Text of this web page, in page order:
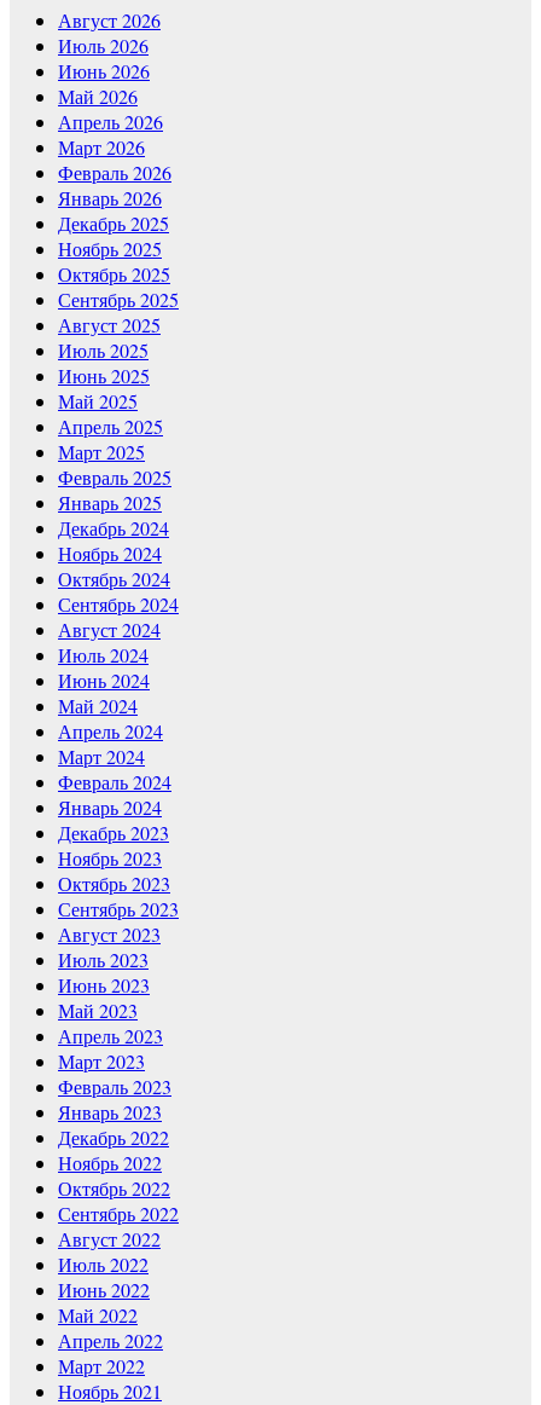
Август 2026
Июль 2026
Июнь 2026
Май 2026
Апрель 2026
Март 2026
Февраль 2026
Январь 2026
Декабрь 2025
Ноябрь 2025
Октябрь 2025
Сентябрь 2025
Август 2025
Июль 2025
Июнь 2025
Май 2025
Апрель 2025
Март 2025
Февраль 2025
Январь 2025
Декабрь 2024
Ноябрь 2024
Октябрь 2024
Сентябрь 2024
Август 2024
Июль 2024
Июнь 2024
Май 2024
Апрель 2024
Март 2024
Февраль 2024
Январь 2024
Декабрь 2023
Ноябрь 2023
Октябрь 2023
Сентябрь 2023
Август 2023
Июль 2023
Июнь 2023
Май 2023
Апрель 2023
Март 2023
Февраль 2023
Январь 2023
Декабрь 2022
Ноябрь 2022
Октябрь 2022
Сентябрь 2022
Август 2022
Июль 2022
Июнь 2022
Май 2022
Апрель 2022
Март 2022
Ноябрь 2021